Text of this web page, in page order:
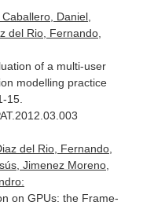
Daniel,
del Rio, Fernando,
of a multi-user
modelling practice
15.
del Rio, Fernando,
Jimenez Moreno,
on GPUs: the Frame-